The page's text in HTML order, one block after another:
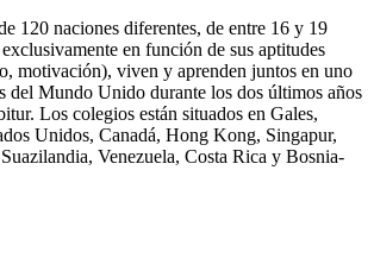
120 naciones diferentes, de entre 16 y 19
en función de sus aptitudes
motivación), viven y aprenden juntos en uno
del Mundo Unido durante los dos últimos años
Los colegios están situados en Gales,
Unidos, Canadá, Hong Kong, Singapur,
Venezuela, Costa Rica y Bosnia-